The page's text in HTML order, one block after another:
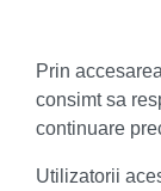
Prin
consimt sa
continuare
Utilizatorii